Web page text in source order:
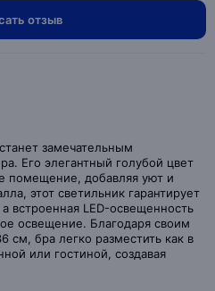
отзыв
замечательным
Его элегантный голубой цвет
помещение, добавляя уют и
этот светильник гарантирует
встроенная LED-освещенность
освещение. Благодаря своим
см, бра легко разместить как в
или гостиной, создавая